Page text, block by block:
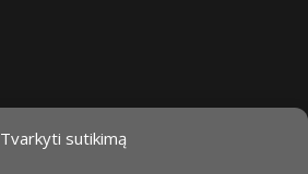
Tvarkyti sutikimą